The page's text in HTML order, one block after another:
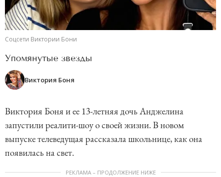
Соцсети Виктории Бони
Упомянутые звезды
Виктория Боня
Виктория Боня и ее 13-летняя дочь Анджелина
запустили реалити-шоу о своей жизни. В новом
выпуске телеведущая рассказала школьнице, как она
появилась на свет.
РЕКЛАМА – ПРОДОЛЖЕНИЕ НИЖЕ